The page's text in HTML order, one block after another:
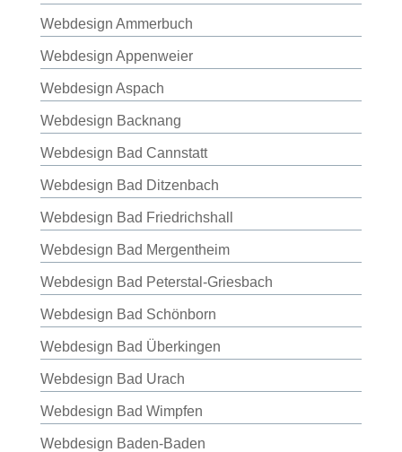
Webdesign Ammerbuch
Webdesign Appenweier
Webdesign Aspach
Webdesign Backnang
Webdesign Bad Cannstatt
Webdesign Bad Ditzenbach
Webdesign Bad Friedrichshall
Webdesign Bad Mergentheim
Webdesign Bad Peterstal-Griesbach
Webdesign Bad Schönborn
Webdesign Bad Überkingen
Webdesign Bad Urach
Webdesign Bad Wimpfen
Webdesign Baden-Baden